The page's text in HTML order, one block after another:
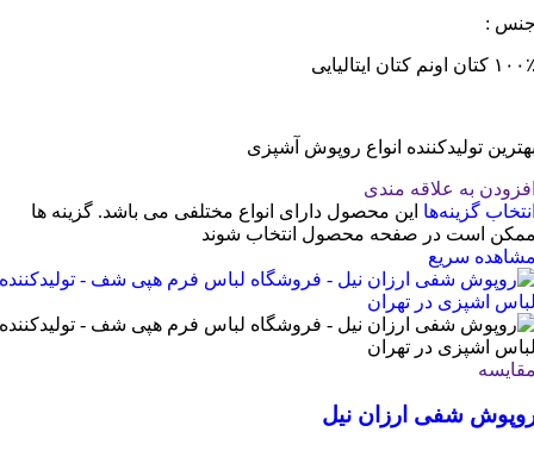
:
کتان اونم کتان ایتالیایی
تولیدکننده انواع روپوش آشپزی
به علاقه مندی
گزینه‌ها این محصول دارای انواع مختلفی می باشد. گزینه ها
است در صفحه محصول انتخاب شوند
سریع
شفی ارزان نیل